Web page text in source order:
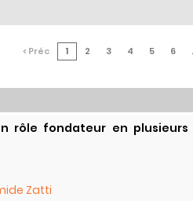
< Préc 1 2 3 4 5 6
rôle fondateur en
Zatti